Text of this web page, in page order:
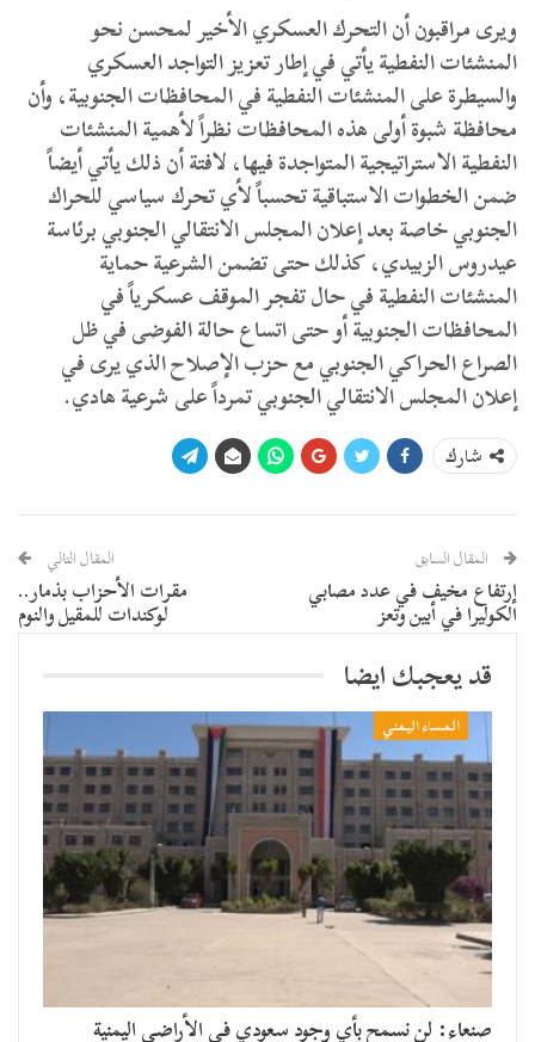
ويرى مراقبون أن التحرك العسكري الأخير لمحسن نحو
المنشئات النفطية يأتي في إطار تعزيز التواجد العسكري
والسيطرة على المنشئات النفطية في المحافظات الجنوبية، وأن
محافظة شبوة أولى هذه المحافظات نظراً لأهمية المنشئات
النفطية الاستراتيجية المتواجدة فيها، لافتة أن ذلك يأتي أيضاً
ضمن الخطوات الاستباقية تحسباً لأي تحرك سياسي للحراك
الجنوبي خاصة بعد إعلان المجلس الانتقالي الجنوبي برئاسة
عيدروس الزبيدي، كذلك حتى تضمن الشرعية حماية
المنشئات النفطية في حال تفجر الموقف عسكرياً في
المحافظات الجنوبية أو حتى اتساع حالة الفوضى في ظل
الصراع الحراكي الجنوبي مع حزب الإصلاح الذي يرى في
إعلان المجلس الانتقالي الجنوبي تمرداً على شرعية هادي.
شارك
المقال السابق
إرتفاع مخيف في عدد مصابي
الكوليرا في أبين وتعز
المقال التالي
مقرات الأحزاب بذمار..
لوكندات للمقيل والنوم
قد يعجبك ايضا
المساء اليمني
صنعاء: لن نسمح بأي وجود سعودي في الأراضي اليمنية